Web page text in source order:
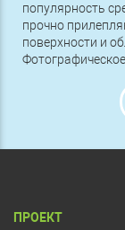
популярность
прочно
поверхности и
короткие сроки,
Доступность
ПРОЕКТ